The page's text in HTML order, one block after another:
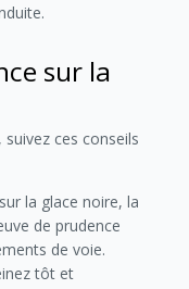
sur la
ces conseils
la glace noire, la
de prudence
de voie.
tôt et